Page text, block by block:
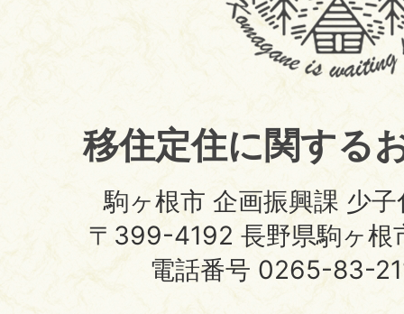
移
サ
イ
ト
移住定住に関する
駒ヶ根市 企画振興課 少
〒399-4192 長野県駒ヶ根
電話番号 0265-83-